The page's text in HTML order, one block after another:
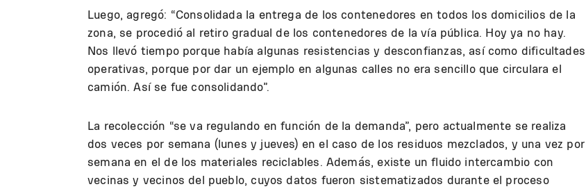
Luego, agregó: “Consolidada la entrega de los contenedores en todos los domicilios de la
zona, se procedió al retiro gradual de los contenedores de la vía pública. Hoy ya no hay.
Nos llevó tiempo porque había algunas resistencias y desconfianzas, así como dificultades
operativas, porque por dar un ejemplo en algunas calles no era sencillo que circulara el
camión. Así se fue consolidando”.
La recolección “se va regulando en función de la demanda”, pero actualmente se realiza
dos veces por semana (lunes y jueves) en el caso de los residuos mezclados, y una vez por
semana en el de los materiales reciclables. Además, existe un fluido intercambio con
vecinas y vecinos del pueblo, cuyos datos fueron sistematizados durante el proceso